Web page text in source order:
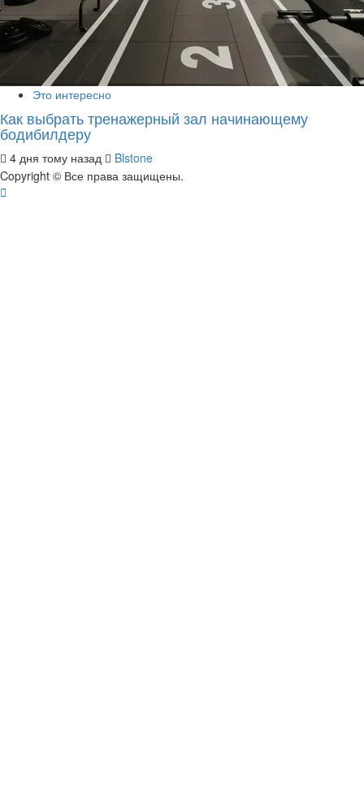
Это интересно
Как выбрать тренажерный зал начинающему
бодибилдеру
4 дня тому назад
Blstone
Copyright © Все права защищены.